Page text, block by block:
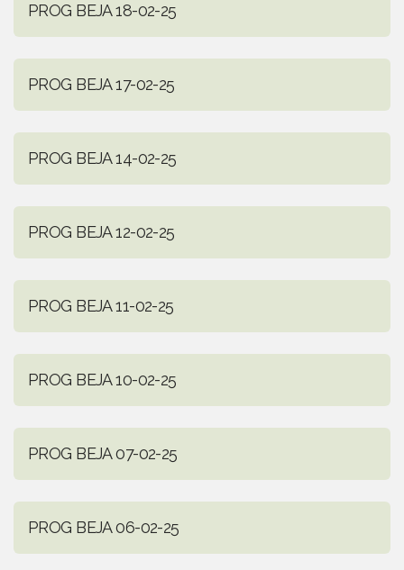
PROG BEJA 18-02-25
PROG BEJA 17-02-25
PROG BEJA 14-02-25
PROG BEJA 12-02-25
PROG BEJA 11-02-25
PROG BEJA 10-02-25
PROG BEJA 07-02-25
PROG BEJA 06-02-25